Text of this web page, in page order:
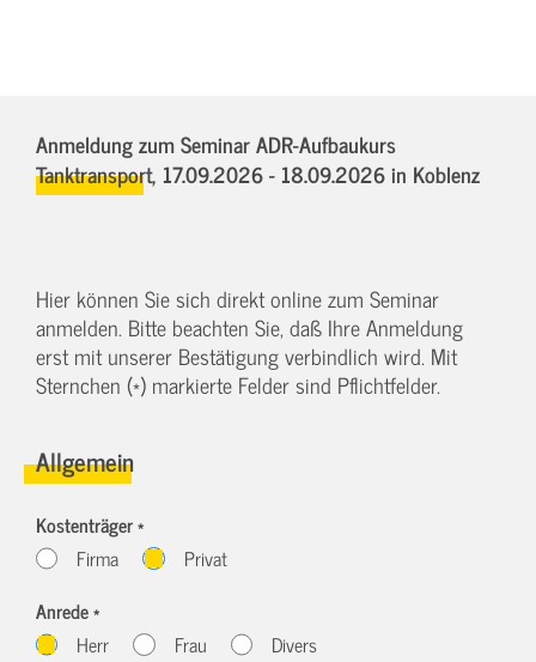
Anmeldung zum Seminar ADR-Aufbaukurs
Tanktransport, 17.09.2026 - 18.09.2026in Koblenz
Hier können Sie sich direkt online zum Seminar
anmelden. Bitte beachten Sie, daß Ihre Anmeldung
erst mit unserer Bestätigung verbindlich wird. Mit
Sternchen (*) markierte Felder sind Pflichtfelder.
Allgemein
Kostenträger *
Firma
Privat
Anrede *
Herr
Frau Divers